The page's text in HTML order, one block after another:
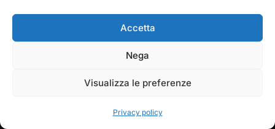
Accetta
Nega
Visualizza le preferenze
Privacy policy
Designed byWPZOOM